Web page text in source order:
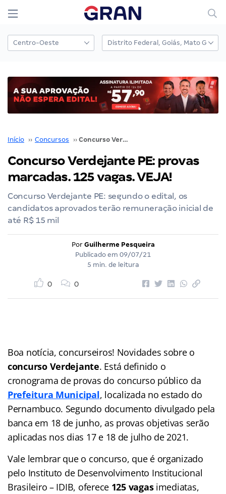
Início ›› Concursos ›› Concurso Verdejante PE: provas marcadas. 125 vagas. VEJA!
Concurso Verdejante PE: provas
marcadas. 125 vagas. VEJA!
Concurso Verdejante PE: segundo o edital, os
candidatos aprovados terão remuneração inicial de
até R$ 15 mil
Por Guilherme Pesqueira
Publicado em 09/07/21
5 min. de leitura
0 0
Boa notícia, concurseiros! Novidades sobre o
concurso Verdejante. Está definido o
cronograma de provas do concurso público da
Prefeitura Municipal, localizada no estado do
Pernambuco. Segundo documento divulgado pela
banca em 18 de junho, as provas objetivas serão
aplicadas nos dias 17 e 18 de julho de 2021.
Vale lembrar que o concurso, que é organizado
pelo Instituto de Desenvolvimento Institucional
Brasileiro – IDIB, oferece 125 vagasimediatas,